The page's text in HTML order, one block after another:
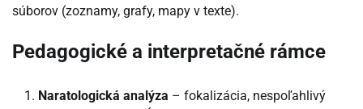
súborov (zoznamy, grafy, mapy v texte).
Pedagogické a interpretačné rámce
Naratologická analýza – fokalizácia, nespoľahlivý